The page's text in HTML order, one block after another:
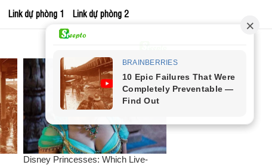
Link dự phòng 1 Link dự phòng 2